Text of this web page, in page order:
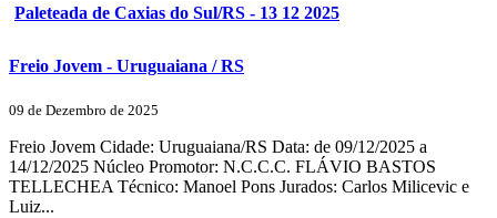
Paleteada de Caxias do Sul/RS - 13 12 2025
Freio Jovem - Uruguaiana / RS
09 de Dezembro de 2025
Freio Jovem Cidade: Uruguaiana/RS Data: de 09/12/2025 a
14/12/2025 Núcleo Promotor: N.C.C.C. FLÁVIO BASTOS
TELLECHEA Técnico: Manoel Pons Jurados: Carlos Milicevic e
Luiz...